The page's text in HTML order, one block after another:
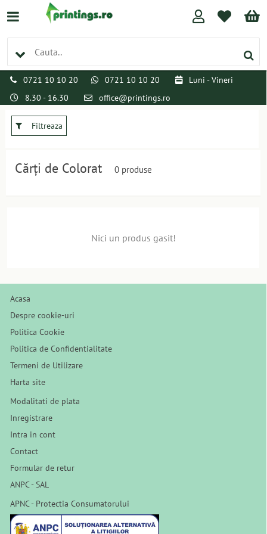
0721 10 10 20 0721 10 10 20
Luni - Vineri
8.30 - 16.30
office@printings.ro
Filtreaza
Cărți de Colorat 0 produse
Nici un produs gasit!
Acasa
Despre cookie-uri
Politica Cookie
Politica de Confidentialitate
Termeni de Utilizare
Harta site
Modalitati de plata
Inregistrare
Intra in cont
Contact
Formular de retur
ANPC - SAL
APNC - Protectia Consumatorului